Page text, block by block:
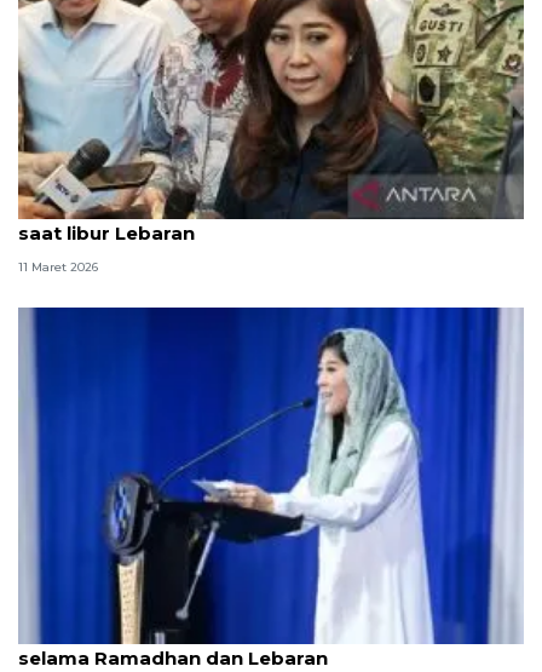
Menkomdigi minta orang tua kurangi gadget anak
saat libur Lebaran
11 Maret 2026
Kemkomdigi pastikan layanan publik optimal
selama Ramadhan dan Lebaran